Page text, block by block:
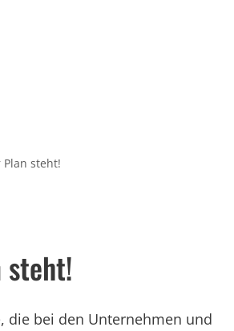
Plan steht!
steht!
die bei den Unternehmen und